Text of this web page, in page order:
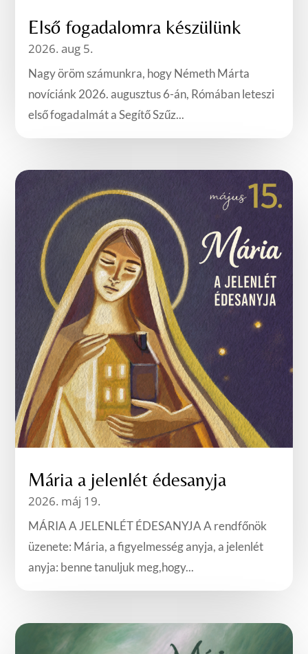
Első fogadalomra készülünk
2026. aug 5.
Nagy öröm számunkra, hogy Németh Márta
novíciánk 2026. augusztus 6-án, Rómában leteszi
első fogadalmát a Segítő Szűz...
Mária a jelenlét édesanyja
2026. máj 19.
MÁRIA A JELENLÉT ÉDESANYJA A rendfőnök
üzenete: Mária, a figyelmesség anyja, a jelenlét
anyja: benne tanuljuk meg,hogy...